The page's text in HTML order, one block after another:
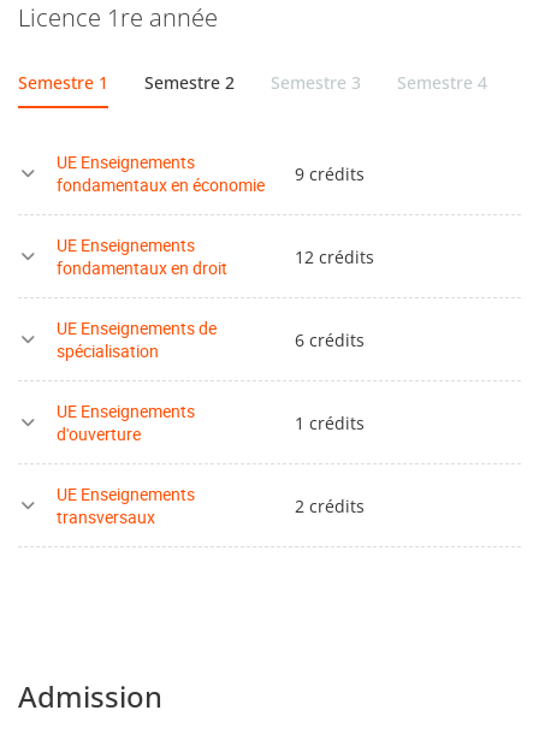
licence d’économie-gestion générale.
Licence 1re année
Semestre 1 Semestre 2 Semestre 3 Semestre 4
UE Enseignements
fondamentaux en économie
9 crédits
UE Enseignements
fondamentaux en droit
12 crédits
UE Enseignements de
spécialisation
6 crédits
UE Enseignements
d'ouverture
1 crédits
UE Enseignements
transversaux
2 crédits
Admission